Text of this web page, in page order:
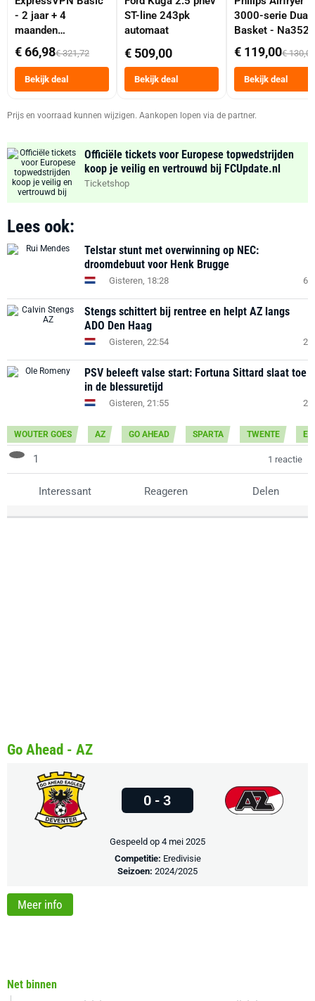
- 2 jaar + 4
maanden
abonnement
€ 66,98€ 321,72
Bekijk deal
ST-line 243pk
automaat
€ 509,00
Bekijk deal
3000-serie Dual
Basket -
Dubbele Mand 9
Tot 6 Personen
Heteluchtfriteuse
Zwart
€ 119,00€ 130,00
Bekijk deal
Prijs en voorraad kunnen wijzigen. Aankopen lopen via de partner.
Officiële tickets voor Europese topwedstrijden
koop je veilig en vertrouwd bij FCUpdate.nl
Ticketshop
Lees ook:
Telstar stunt met overwinning op NEC:
droomdebuut voor Henk Brugge
Gisteren, 18:28 6
Stengs schittert bij rentree en helpt AZ langs
ADO Den Haag
Gisteren, 22:54 2
PSV beleeft valse start: Fortuna Sittard slaat toe
in de blessuretijd
Gisteren, 21:55 2
WOUTER GOES AZ GO AHEAD SPARTA TWENTE
1 1 reactie
Interessant Reageren Delen
Net binnen
Go Ahead - AZ
0 - 3
Gespeeld op 4 mei 2025
Competitie: Eredivisie
Seizoen: 2024/2025
Meer info